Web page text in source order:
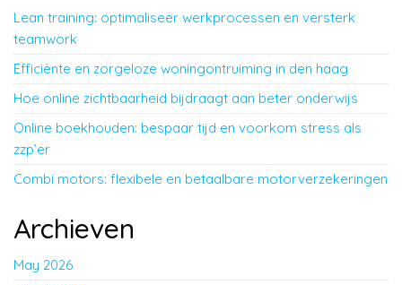
Lean training: optimaliseer werkprocessen en versterk
teamwork
Efficiënte en zorgeloze woningontruiming in den haag
Hoe online zichtbaarheid bijdraagt aan beter onderwijs
Online boekhouden: bespaar tijd en voorkom stress als
zzp’er
Combi motors: flexibele en betaalbare motorverzekeringen
Archieven
May 2026